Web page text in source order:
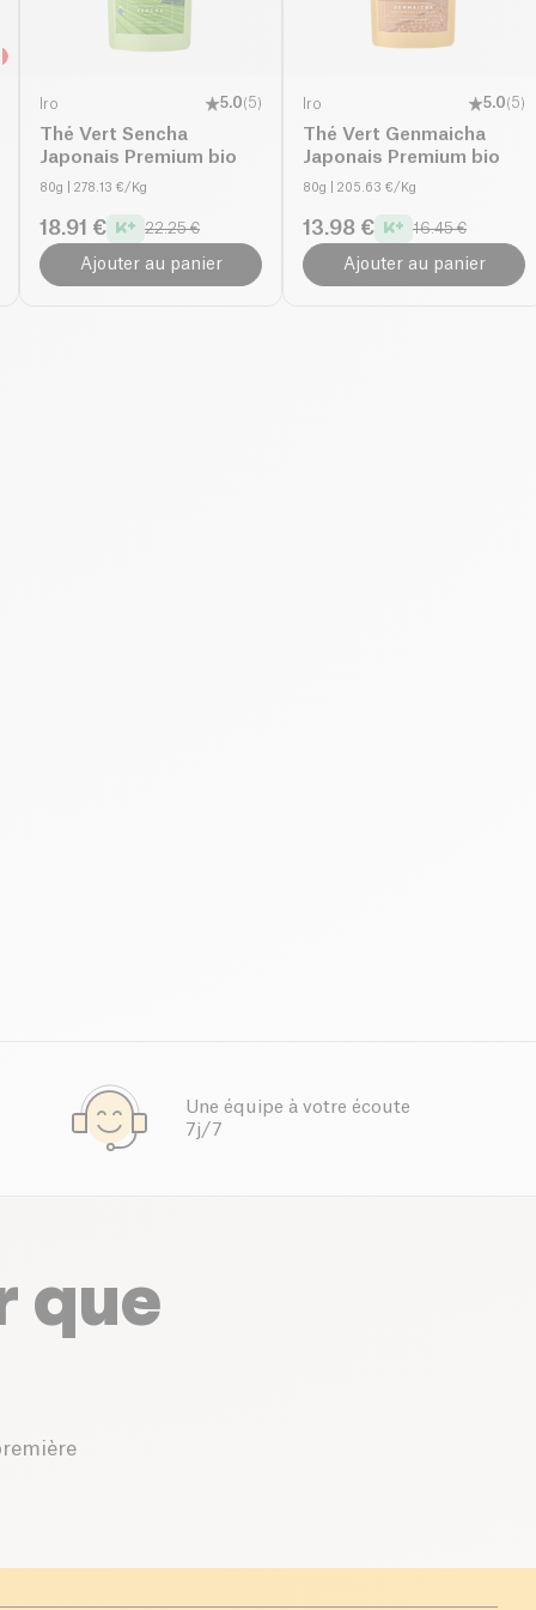
Iro 5.0(5)
Thé Vert Sencha
Japonais Premium bio
80g | 278.13 €/Kg
18.91 € 22.25 €
Ajouter au panier
Iro 5.0(5)
Thé Vert Genmaicha
Japonais Premium bio
80g | 205.63 €/Kg
13.98 € 16.45 €
Ajouter au panier
Une équipe à votre écoute
7j/7
que